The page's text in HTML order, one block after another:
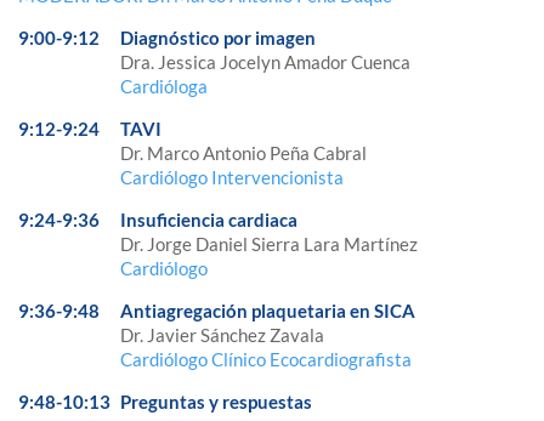
9:00-9:12
Diagnóstico por imagen
Dra. Jessica Jocelyn Amador Cuenca
Cardióloga
9:12-9:24
TAVI
Dr. Marco Antonio Peña Cabral
Cardiólogo Intervencionista
9:24-9:36
Insuficiencia cardiaca
Dr. Jorge Daniel Sierra Lara Martínez
Cardiólogo
9:36-9:48
Antiagregación plaquetaria en SICA
Dr. Javier Sánchez Zavala
Cardiólogo Clínico Ecocardiografista
9:48-10:13 Preguntas y respuestas